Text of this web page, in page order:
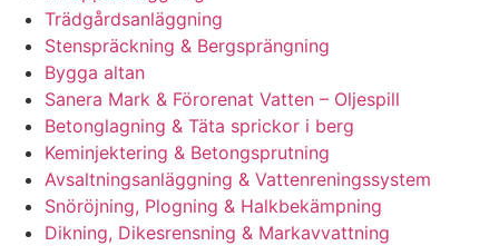
Trädgårdsanläggning
Stenspräckning & Bergsprängning
Bygga altan
Sanera Mark & Förorenat Vatten – Oljespill
Betonglagning & Täta sprickor i berg
Keminjektering & Betongsprutning
Avsaltningsanläggning & Vattenreningssystem
Snöröjning, Plogning & Halkbekämpning
Dikning, Dikesrensning & Markavvattning